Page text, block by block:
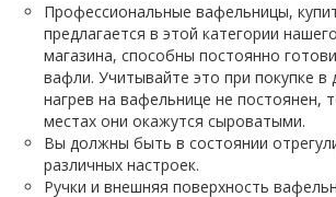
Профессиональные вафельницы,
предлагается в этой категории
магазина, способны постоянно
вафли. Учитывайте это при покупке в
нагрев на вафельнице не постоянен,
местах они окажутся сыроватыми.
Вы должны быть в состоянии
различных настроек.
Ручки и внешняя поверхность